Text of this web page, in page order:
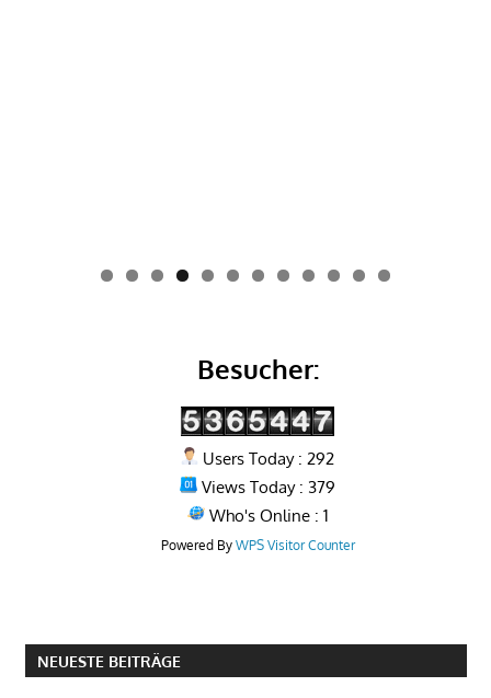
0 1 2
Besucher:
Users Today : 292
Views Today : 379
Who's Online : 1
Powered By WPS Visitor Counter
NEUESTE BEITRÄGE